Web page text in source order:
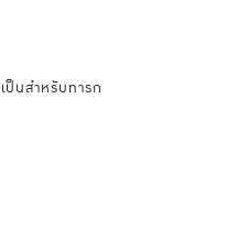
ป็นสำหรับทารก